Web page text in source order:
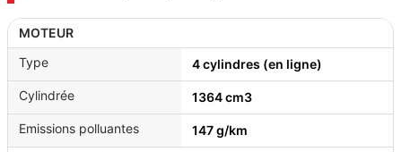
MOTEUR
Type
4 cylindres (en ligne)
Cylindrée 1364 cm3
Emissions polluantes 147 g/km